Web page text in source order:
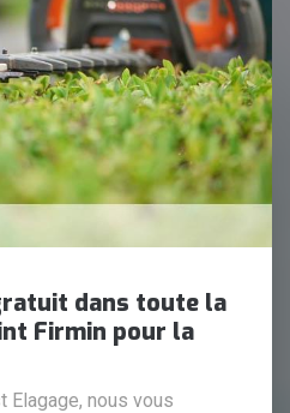
dans toute la
Firmin pour la
Elagage, nous vous